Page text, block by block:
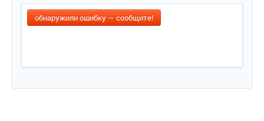
обнаружили ошибку — сообщите!